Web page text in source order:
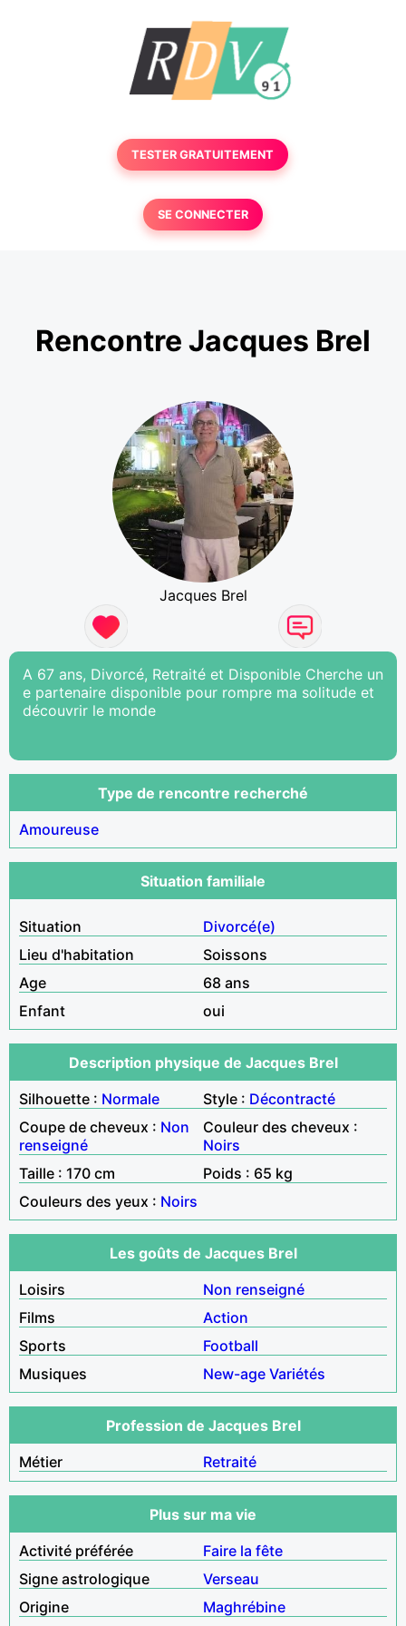
TESTER GRATUITEMENT
SE CONNECTER
Rencontre Jacques Brel
Jacques Brel
A 67 ans, Divorcé, Retraité et Disponible Cherche un
e partenaire disponible pour rompre ma solitude et
découvrir le monde
Type de rencontre recherché
Amoureuse
Situation familiale
Situation
Divorcé(e)
Lieu d'habitation
Soissons
Age
68 ans
Enfant
oui
Description physique de Jacques Brel
Silhouette : Normale Style : Décontracté
Coupe de cheveux : Non
renseigné
Couleur des cheveux :
Noirs
Taille : 170 cm
Poids : 65 kg
Couleurs des yeux : Noirs
Les goûts de Jacques Brel
Loisirs
Non renseigné
Films
Action
Sports
Football
Musiques
New-age Variétés
Profession de Jacques Brel
Métier
Retraité
Plus sur ma vie
Activité préférée
Faire la fête
Signe astrologique
Verseau
Origine
Maghrébine